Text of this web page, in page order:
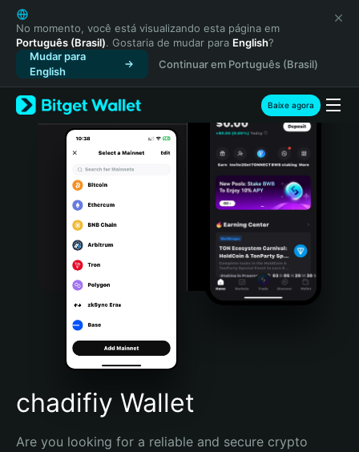
English
日本語
Tiếng Việt
Русский
Español (Latinoamérica)
Türkçe
Italiano
Português (Portugal)
Bahasa Indonesia
Português (Brasil)
Español (Argentina)
No momento, você está visualizando esta página em
Português (Brasil). Gostaria de mudar para English?
Mudar para
English
Continuar em Português (Brasil)
Baixe agora
chadifiy Wallet
Are you looking for a reliable and secure crypto